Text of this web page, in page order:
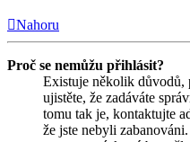
Nahoru
Proč se nemůžu přihlásit?
Existuje několik důvodů,
ujistěte, že zadáváte
tomu tak je, kontaktujte
že jste nebyli